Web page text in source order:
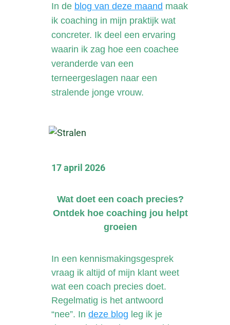
In de blog van deze maand maak
ik coaching in mijn praktijk wat
concreter. Ik deel een ervaring
waarin ik zag hoe een coachee
veranderde van een
terneergeslagen naar een
stralende jonge vrouw.
17 april 2026
Wat doet een coach precies?
Ontdek hoe coaching jou helpt
groeien
In een kennismakingsgesprek
vraag ik altijd of mijn klant weet
wat een coach precies doet.
Regelmatig is het antwoord
“nee”. In deze blog leg ik je